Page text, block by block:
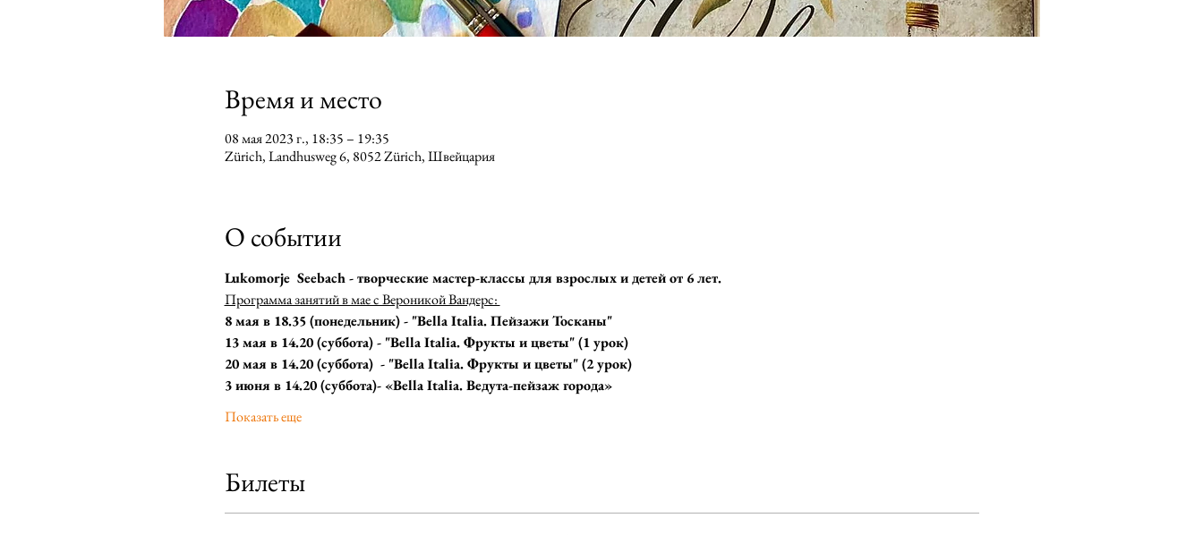
Время и место
08 мая 2023 г., 18:35 – 19:35
Zürich, Landhusweg 6, 8052 Zürich, Швейцария
О событии
Lukomorje  Seebach - творческие мастер-классы для взрослых и детей от 6 лет.
Программа занятий в мае с Вероникой Вандерс:
8 мая в 18.35 (понедельник) - "Bella Italia. Пейзажи Тосканы"
13 мая в 14.20 (суббота) - "Bella Italia. Фрукты и цветы" (1 урок)
20 мая в 14.20 (суббота)  - "Bella Italia. Фрукты и цветы" (2 урок)
3 июня в 14.20 (суббота)- «Bella Italia. Ведута-пейзаж города»
Показать еще
Билеты